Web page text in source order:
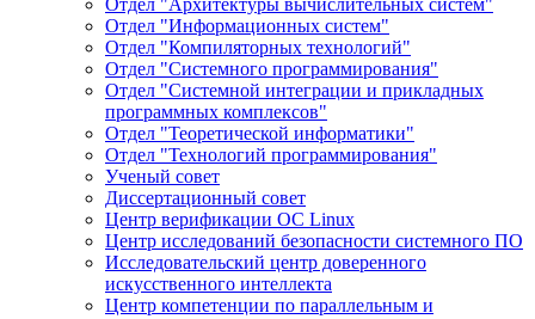
Отдел "Архитектуры вычислительных систем"
Отдел "Информационных систем"
Отдел "Компиляторных технологий"
Отдел "Системного программирования"
Отдел "Системной интеграции и прикладных
программных комплексов"
Отдел "Теоретической информатики"
Отдел "Технологий программирования"
Ученый совет
Диссертационный совет
Центр верификации ОС Linux
Центр исследований безопасности системного ПО
Исследовательский центр доверенного
искусственного интеллекта
Центр компетенции по параллельным и